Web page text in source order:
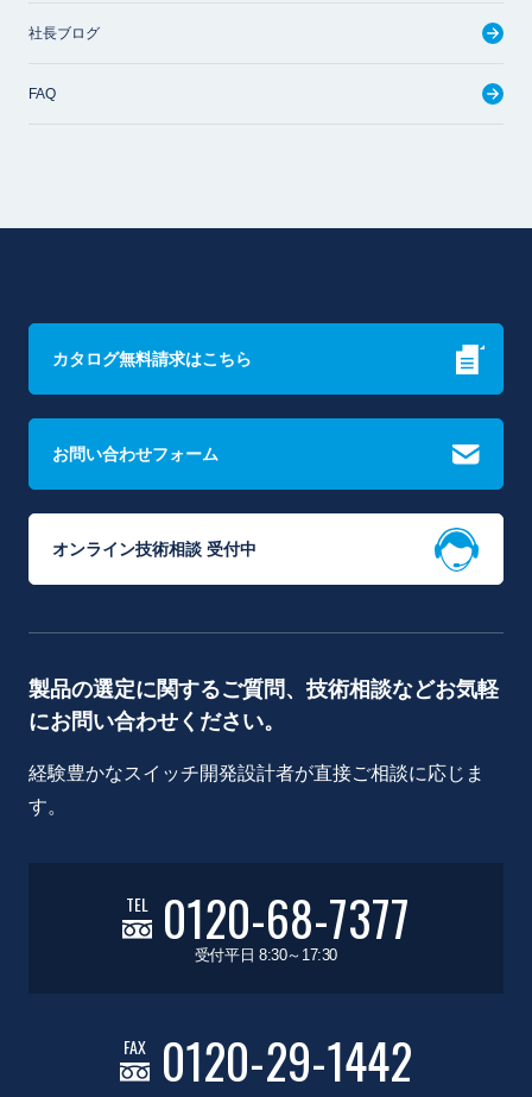
社長ブログ
FAQ
カタログ無料請求はこちら
お問い合わせフォーム
オンライン技術相談 受付中
製品の選定に関するご質問、技術相談などお気軽
にお問い合わせください。
経験豊かなスイッチ開発設計者が直接ご相談に応じま
す。
TEL 0120-68-7377
受付平日 8:30～17:30
FAX 0120-29-1442